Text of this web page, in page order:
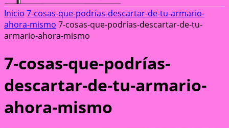
Inicio 7-cosas-que-podrías-descartar-de-tu-armario-
ahora-mismo 7-cosas-que-podrías-descartar-de-tu-
armario-ahora-mismo
7-cosas-que-podrías-
descartar-de-tu-armario-
ahora-mismo